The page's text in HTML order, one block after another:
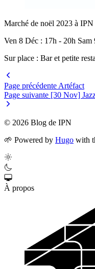
Marché de noël 2023 à
Ven 8 Déc : 17h - 20h
Sur place : Bar et petite
Page précédente Artéfact
Page suivante [30 Nov]
© 2026 Blog de IPN
🌱 Powered by Hugo with
À propos